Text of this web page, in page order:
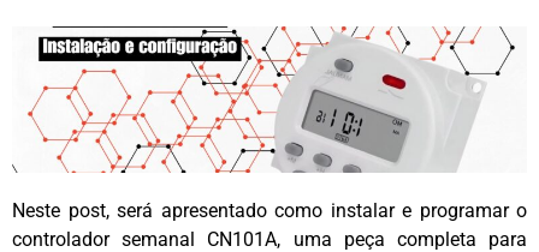
Neste post, será apresentado como instalar e programar o
controlador semanal CN101A, uma peça completa para